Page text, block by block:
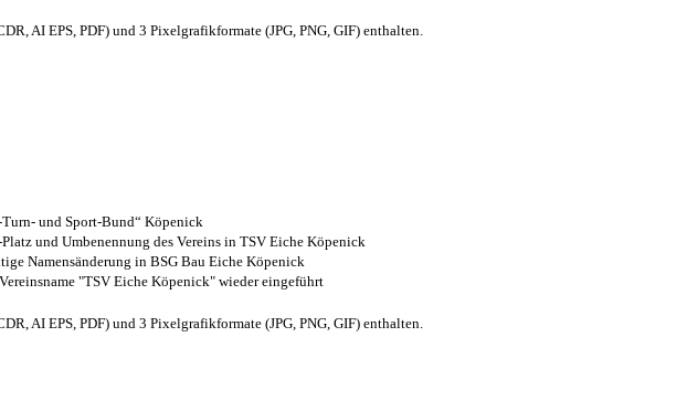
AI EPS, PDF) und 3 Pixelgrafikformate (JPG, PNG, GIF) enthalten.
und Sport-Bund“ Köpenick
und Umbenennung des Vereins in TSV Eiche Köpenick
Namensänderung in BSG Bau Eiche Köpenick
"TSV Eiche Köpenick" wieder eingeführt
AI EPS, PDF) und 3 Pixelgrafikformate (JPG, PNG, GIF) enthalten.